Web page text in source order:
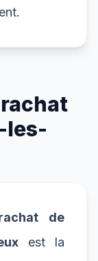
les-
de
est la